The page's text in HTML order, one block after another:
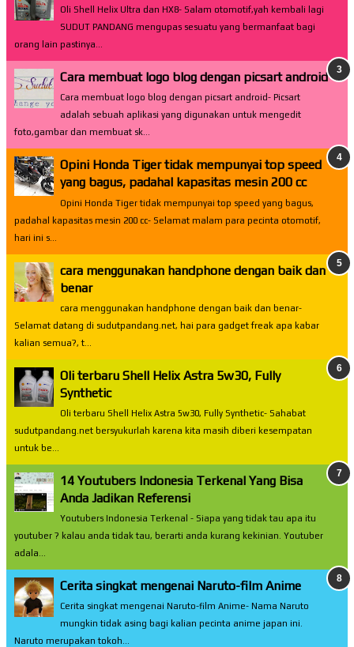
Oli Shell Helix Ultra dan HX8- Salam otomotif,yah kembali lagi
SUDUT PANDANG mengupas sesuatu yang bermanfaat bagi
orang lain pastinya...
Cara membuat logo blog dengan picsart android
Cara membuat logo blog dengan picsart android- Picsart
adalah sebuah aplikasi yang digunakan untuk mengedit
foto,gambar dan membuat sk...
Opini Honda Tiger tidak mempunyai top speed
yang bagus, padahal kapasitas mesin 200 cc
Opini Honda Tiger tidak mempunyai top speed yang bagus,
padahal kapasitas mesin 200 cc- Selamat malam para pecinta otomotif,
hari ini s...
cara menggunakan handphone dengan baik dan
benar
cara menggunakan handphone dengan baik dan benar-
Selamat datang di sudutpandang.net, hai para gadget freak apa kabar
kalian semua?, t...
Oli terbaru Shell Helix Astra 5w30, Fully
Synthetic
Oli terbaru Shell Helix Astra 5w30, Fully Synthetic- Sahabat
sudutpandang.net bersyukurlah karena kita masih diberi kesempatan
untuk be...
14 Youtubers Indonesia Terkenal Yang Bisa
Anda Jadikan Referensi
Youtubers Indonesia Terkenal - Siapa yang tidak tau apa itu
youtuber ? kalau anda tidak tau, berarti anda kurang kekinian. Youtuber
adala...
Cerita singkat mengenai Naruto-film Anime
Cerita singkat mengenai Naruto-film Anime- Nama Naruto
mungkin tidak asing bagi kalian pecinta anime japan ini.
Naruto merupakan tokoh...